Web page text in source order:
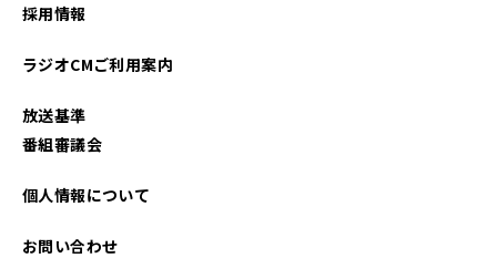
採用情報
ラジオCMご利用案内
放送基準
番組審議会
個人情報について
お問い合わせ